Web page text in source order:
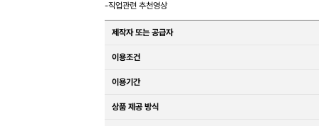
-직업관련 추천영상
제작자 또는 공급자
이용조건
이용기간
상품 제공 방식